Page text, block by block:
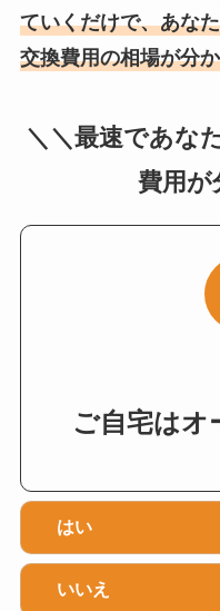
ていくだけで、あな
交換費用の相場が分
＼＼最速であな
費用が
ご自宅はオ
はい
いいえ